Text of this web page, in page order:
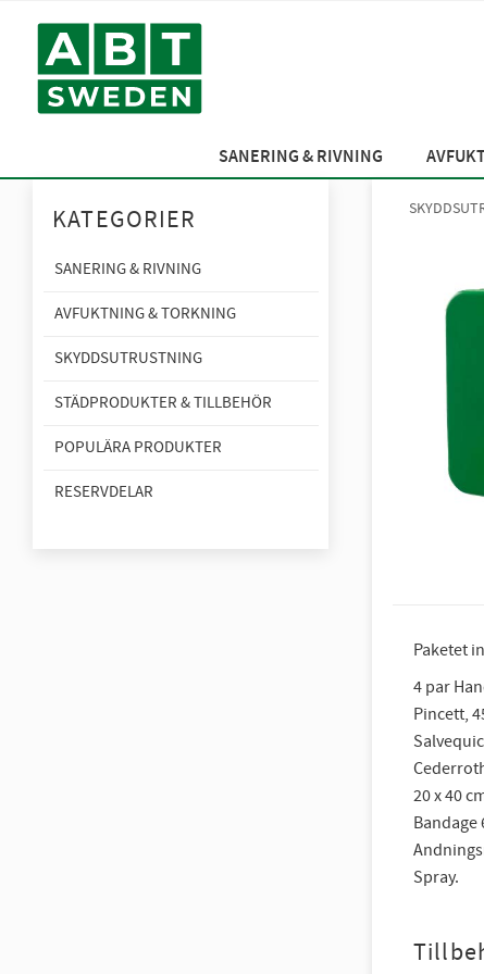
SANERING & RIVNING
Paketet
4 par
Pincett,
20 x 40
Bandage
Spray.
KATEGORIER
SANERING & RIVNING
AVFUKTNING & TORKNING
SKYDDSUTRUSTNING
STÄDPRODUKTER & TILLBEHÖR
POPULÄRA PRODUKTER
RESERVDELAR